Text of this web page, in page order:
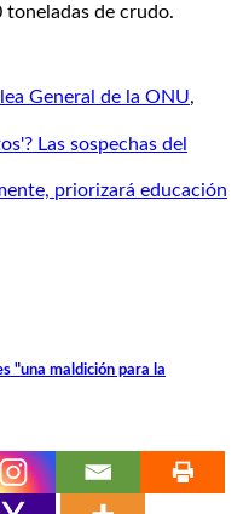
de crudo.
General de la ONU,
Las sospechas del
priorizará educación
"una maldición para la